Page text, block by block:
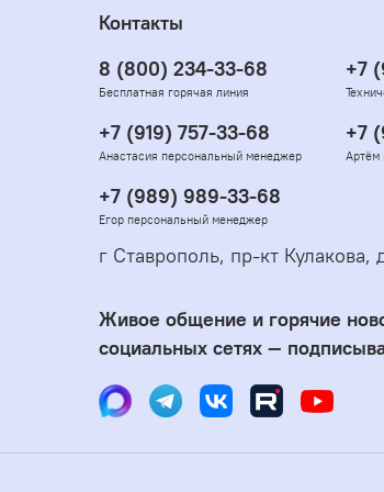
Контакты
8 (800) 234-33-68
Бесплатная горячая линия
+7
+7 (919) 757-33-68
Анастасия персональный менеджер
+7
Артём
+7 (989) 989-33-68
Егор персональный менеджер
г Ставрополь, пр-кт Кулакова,
Живое общение и горячие
социальных сетях —